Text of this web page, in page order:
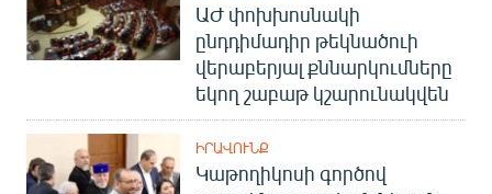
ԱԺ փոխխոսնակի
ընդդիմադիր թեկնածուի
վերաբերյալ քննարկումները
եկող շաբաթ կշարունակվեն
ԻՐԱՎՈՒՆՔ
Կաթողիկոսի գործով